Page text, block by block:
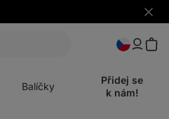
Skrýt
Balíčky
Přidej se
k nám!